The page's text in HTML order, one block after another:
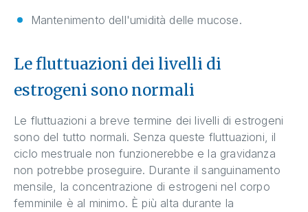
Mantenimento dell'umidità delle mucose.
Le fluttuazioni dei livelli di
estrogeni sono normali
Le fluttuazioni a breve termine dei livelli di estrogeni
sono del tutto normali. Senza queste fluttuazioni, il
ciclo mestruale non funzionerebbe e la gravidanza
non potrebbe proseguire. Durante il sanguinamento
mensile, la concentrazione di estrogeni nel corpo
femminile è al minimo. È più alta durante la